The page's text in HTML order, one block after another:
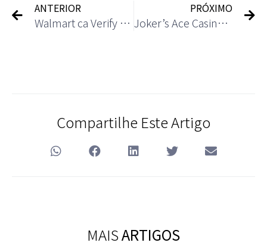
ANTERIOR
Walmart ca Verify Identity PRESS & HOLD Problems? RedFlagDeals.com Forums
PRÓXIMO
Joker’s Ace Casino Review Evaluation of Features and Safety
Compartilhe Este Artigo
MAISARTIGOS